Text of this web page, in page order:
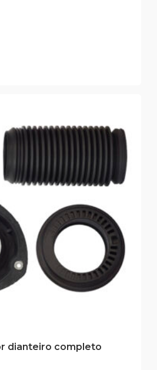
dianteiro completo